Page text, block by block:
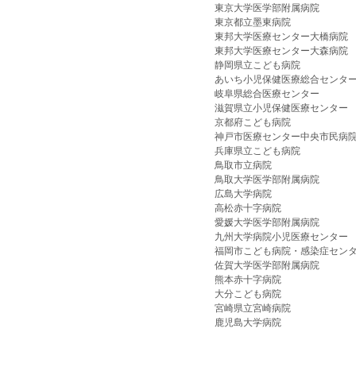
東京大学医学部附属病院
東京都立墨東病院
東邦大学医療センター大橋病院
東邦大学医療センター大森病院
静岡県立こども病院
あいち小児保健医療総合センタ
岐阜県総合医療センター
滋賀県立小児保健医療センター
京都府こども病院
神戸市医療センター中央市民病
兵庫県立こども病院
鳥取市立病院
鳥取大学医学部附属病院
広島大学病院
高松赤十字病院
愛媛大学医学部附属病院
九州大学病院小児医療センター
福岡市こども病院・感染症セン
佐賀大学医学部附属病院
熊本赤十字病院
大分こども病院
宮崎県立宮崎病院
鹿児島大学病院